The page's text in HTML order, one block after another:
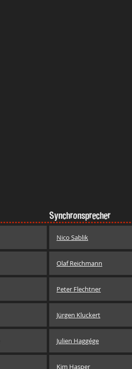
Synchronsprecher
Nico Sablik
Olaf Reichmann
Peter Flechtner
Jürgen Kluckert
Julien Haggége
Kim Hasper